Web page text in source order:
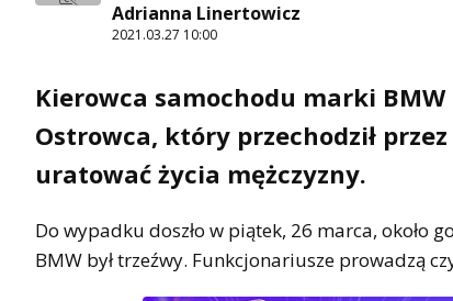
Adrianna Linertowicz
2021.03.27 10:00
Kierowca samochodu marki
Ostrowca, który przechodził
uratować życia mężczyzny.
Do wypadku doszło w piątek, 26 marca, około
BMW był trzeźwy. Funkcjonariusze prowadzą